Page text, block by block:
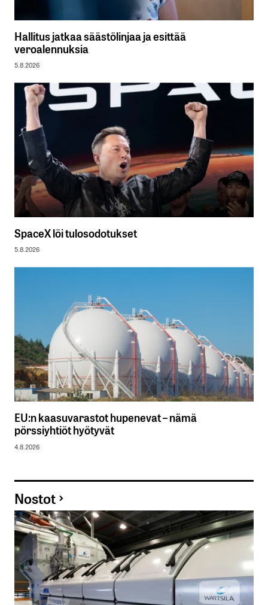
Hallitus jatkaa säästölinjaa ja esittää
veroalennuksia
5.8.2026
SpaceX löi tulosodotukset
5.8.2026
EU:n kaasuvarastot hupenevat – nämä
pörssiyhtiöt hyötyvät
4.8.2026
Nostot